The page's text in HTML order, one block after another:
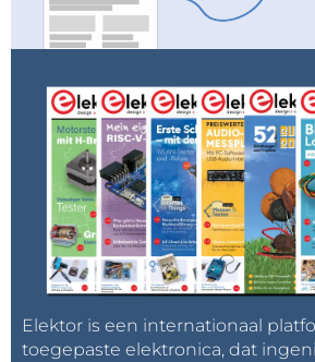
Elektor is een internationaal
toegepaste elektronica, dat